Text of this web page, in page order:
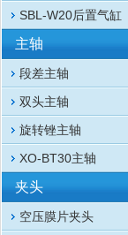
SBL-W20后置气缸
主轴
段差主轴
双头主轴
旋转锉主轴
XO-BT30主轴
夹头
空压膜片夹头